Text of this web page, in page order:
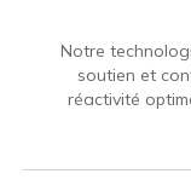
Notre
soutien et
réactivité